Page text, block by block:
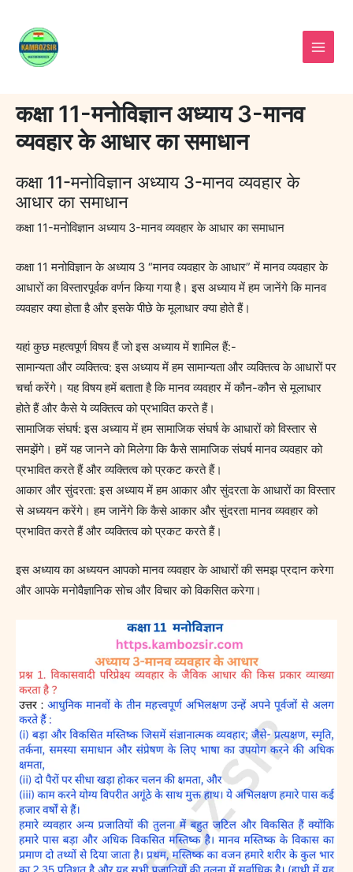
content
कक्षा 11-मनोविज्ञान अध्याय 3-मानव
व्यवहार के आधार का समाधान
कक्षा 11-मनोविज्ञान अध्याय 3-मानव व्यवहार के
आधार का समाधान
कक्षा 11-मनोविज्ञान अध्याय 3-मानव व्यवहार के आधार का समाधान
कक्षा 11 मनोविज्ञान के अध्याय 3 “मानव व्यवहार के आधार” में मानव व्यवहार के
आधारों का विस्तारपूर्वक वर्णन किया गया है। इस अध्याय में हम जानेंगे कि मानव
व्यवहार क्या होता है और इसके पीछे के मूलाधार क्या होते हैं।
यहां कुछ महत्वपूर्ण विषय हैं जो इस अध्याय में शामिल हैं:-
सामान्यता और व्यक्तित्व: इस अध्याय में हम सामान्यता और व्यक्तित्व के आधारों पर
चर्चा करेंगे। यह विषय हमें बताता है कि मानव व्यवहार में कौन-कौन से मूलाधार
होते हैं और कैसे ये व्यक्तित्व को प्रभावित करते हैं।
सामाजिक संघर्ष: इस अध्याय में हम सामाजिक संघर्ष के आधारों को विस्तार से
समझेंगे। हमें यह जानने को मिलेगा कि कैसे सामाजिक संघर्ष मानव व्यवहार को
प्रभावित करते हैं और व्यक्तित्व को प्रकट करते हैं।
आकार और सुंदरता: इस अध्याय में हम आकार और सुंदरता के आधारों का विस्तार
से अध्ययन करेंगे। हम जानेंगे कि कैसे आकार और सुंदरता मानव व्यवहार को
प्रभावित करते हैं और व्यक्तित्व को प्रकट करते हैं।
इस अध्याय का अध्ययन आपको मानव व्यवहार के आधारों की समझ प्रदान करेगा
और आपके मनोवैज्ञानिक सोच और विचार को विकसित करेगा।